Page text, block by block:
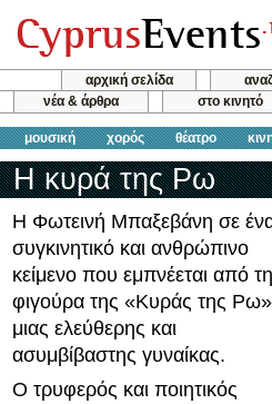
αρχική σελίδα
νέα & άρθρα
στο κινητό
μουσική χορός θέατρο
Η κυρά της Ρω
Η Φωτεινή Μπαξεβάνη σε
συγκινητικό και ανθρώπινο
κείμενο που εμπνέεται από τη
φιγούρα της «Κυράς της
μιας ελεύθερης και
ασυμβίβαστης γυναίκας.
O τρυφερός και ποιητικός